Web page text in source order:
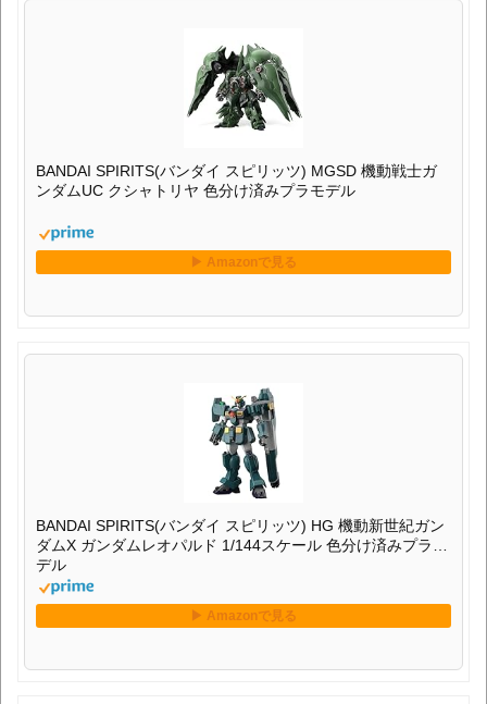
BANDAI SPIRITS(バンダイ スピリッツ) MGSD 機動戦士ガ
ンダムUC クシャトリヤ 色分け済みプラモデル
BANDAI SPIRITS(バンダイ スピリッツ) HG 機動新世紀ガン
ダムX ガンダムレオパルド 1/144スケール 色分け済みプラモ
デル